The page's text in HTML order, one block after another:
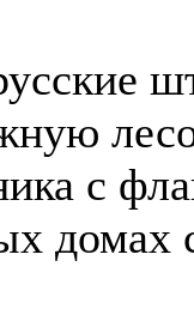
с
домах